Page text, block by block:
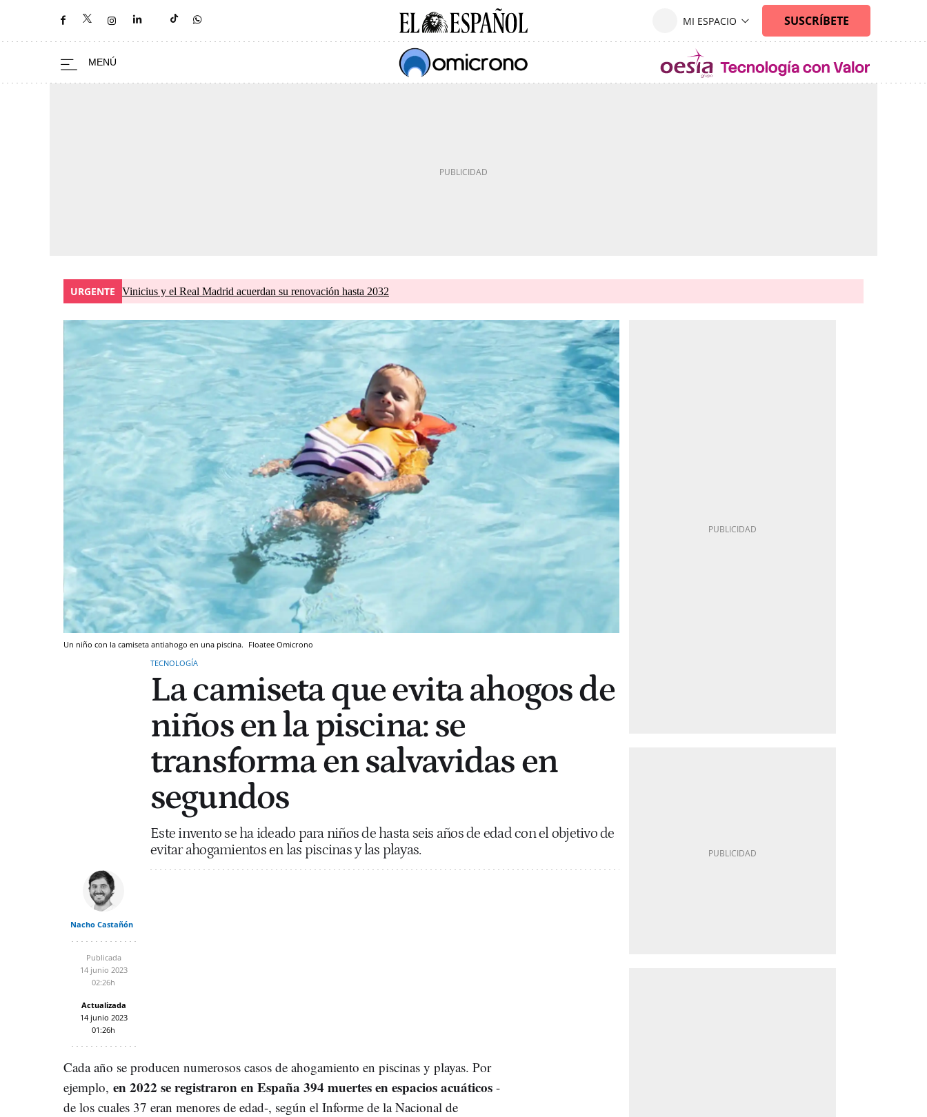
URGENTE Vinicius y el Real Madrid acuerdan su renovación hasta 2032
Un niño con la camiseta antiahogo en una piscina. Floatee Omicrono
TECNOLOGÍA
La camiseta que evita ahogos de
niños en la piscina: se
transforma en salvavidas en
segundos
Este invento se ha ideado para niños de hasta seis años de edad con el objetivo de
evitar ahogamientos en las piscinas y las playas.
Nacho Castañón
Publicada
14 junio 2023
02:26h
Actualizada
14 junio 2023
01:26h
Cada año se producen numerosos casos de ahogamiento en piscinas y playas. Por
ejemplo, en 2022 se registraron en España 394 muertes en espacios acuáticos -
de los cuales 37 eran menores de edad-, según el Informe de la Nacional de